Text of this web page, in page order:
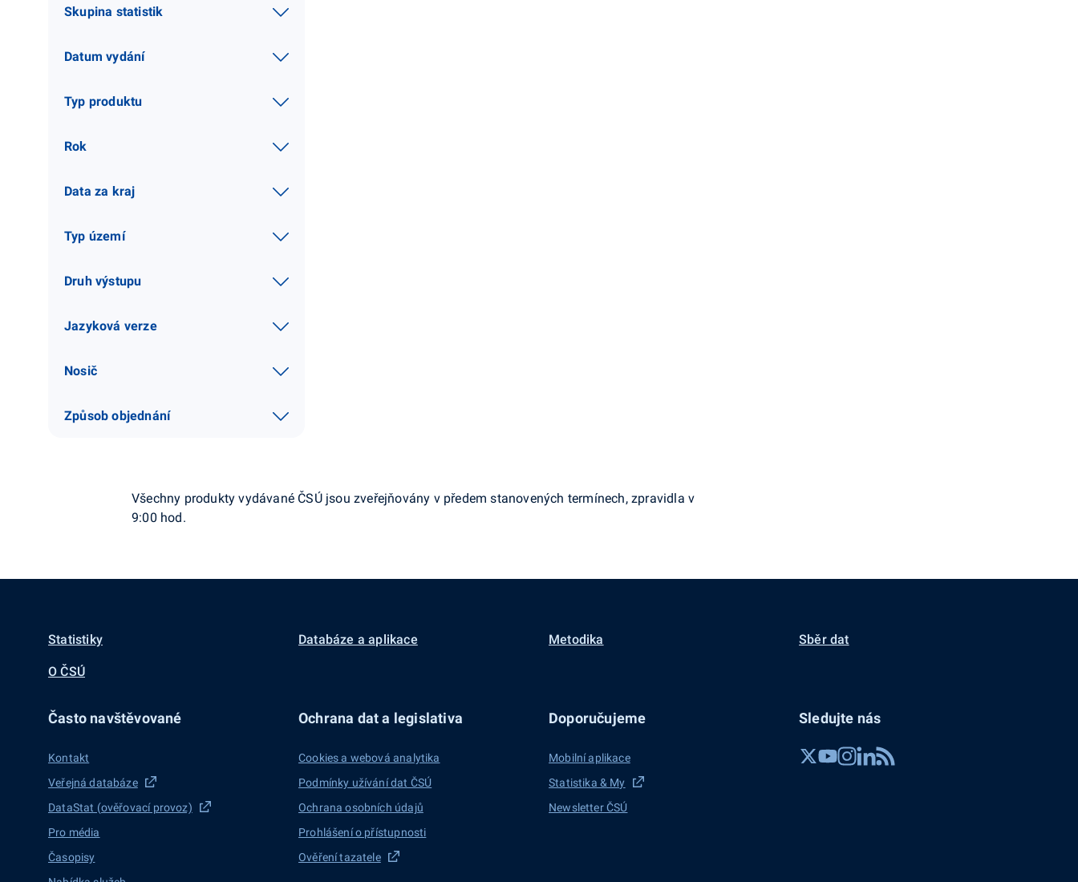
Skupina statistik
Datum vydání
Typ produktu
Rok
Data za kraj
Typ území
Druh výstupu
Jazyková verze
Nosič
Způsob objednání
Všechny produkty vydávané ČSÚ jsou zveřejňovány v předem stanovených termínech, zpravidla v
9:00 hod.
Statistiky Databáze a aplikace Metodika Sběr dat
O ČSÚ
Často navštěvované
Kontakt
Veřejná databáze
DataStat (ověřovací provoz)
Pro média
Časopisy
Ochrana dat a legislativa
Cookies a webová analytika
Podmínky užívání dat ČSÚ
Ochrana osobních údajů
Prohlášení o přístupnosti
Ověření tazatele
Doporučujeme
Mobilní aplikace
Statistika & My
Newsletter ČSÚ
Sledujte nás